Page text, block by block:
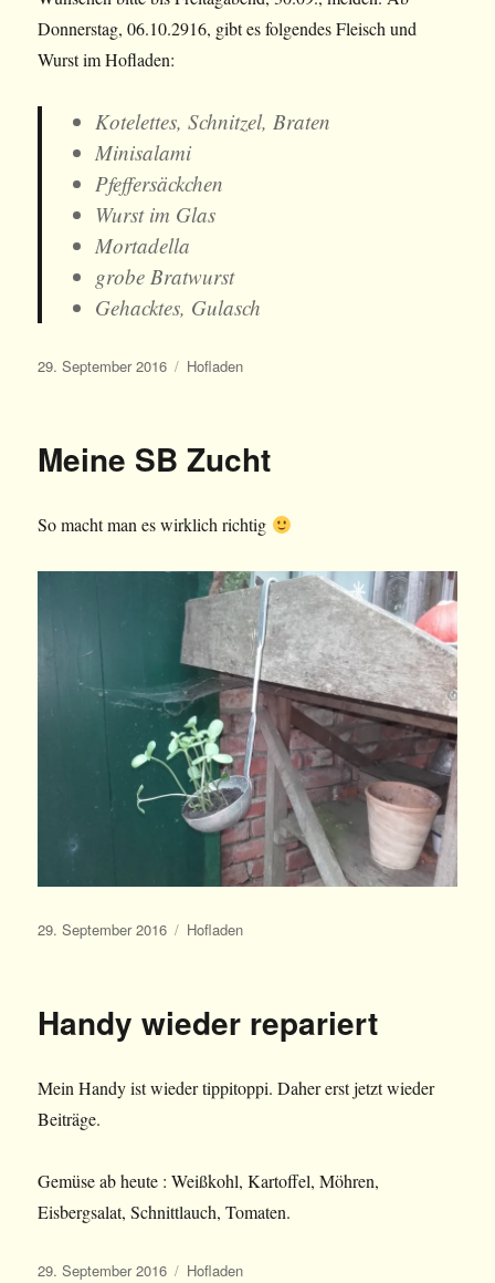
Donnerstag, 06.10.2916, gibt es folgendes Fleisch und
Wurst im Hofladen:
Kotelettes, Schnitzel, Braten
Minisalami
Pfeffersäckchen
Wurst im Glas
Mortadella
grobe Bratwurst
Gehacktes, Gulasch
Veröffentlicht
29. September 2016 Kategorien
Hofladen
Meine SB Zucht
So macht man es wirklich richtig
Veröffentlicht
29. September 2016 Kategorien
Hofladen
Handy wieder repariert
Mein Handy ist wieder tippitoppi. Daher erst jetzt wieder
Beiträge.
Gemüse ab heute : Weißkohl, Kartoffel, Möhren,
Eisbergsalat, Schnittlauch, Tomaten.
Veröffentlicht
29. September 2016 Kategorien
Hofladen